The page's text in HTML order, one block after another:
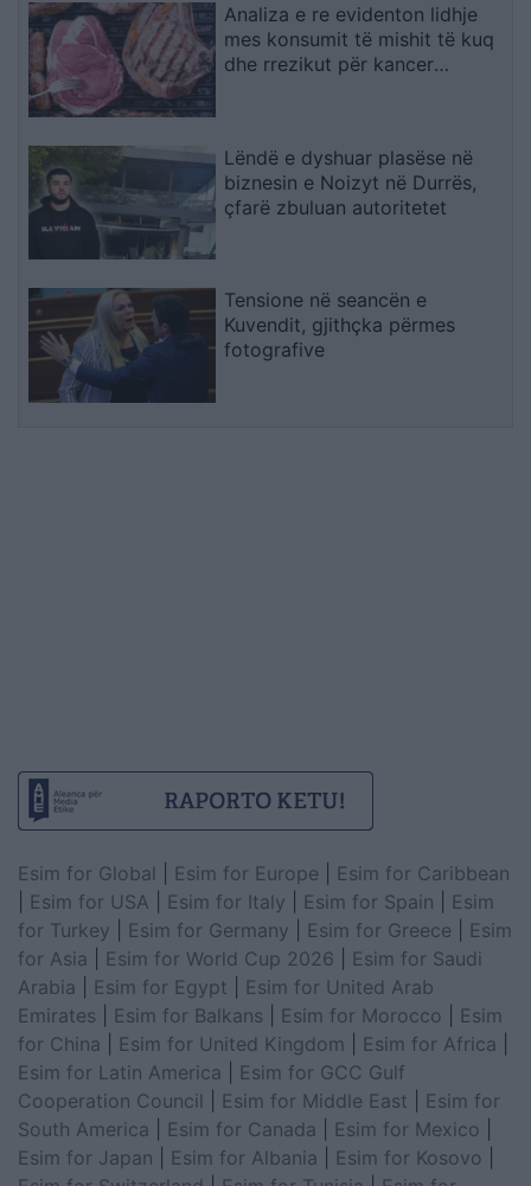
Analiza e re evidenton lidhje
mes konsumit të mishit të kuq
dhe rrezikut për kancer
Lëndë e dyshuar plasëse në
biznesin e Noizyt në Durrës,
çfarë zbuluan autoritetet
Tensione në seancën e
Kuvendit, gjithçka përmes
fotografive
Esim for Global Esim for Europe
Esim for Caribbean
Esim for USA Esim for Italy Esim for Spain
Esim
for Turkey
Esim for Germany Esim for Greece
Esim
for Asia
Esim for World Cup 2026
Esim for Saudi
Arabia
Esim for Egypt
Esim for United Arab
Emirates
Esim for Balkans Esim for Morocco
Esim
for China
Esim for United Kingdom Esim for Africa
Esim for Latin America
Esim for GCC Gulf
Cooperation Council
Esim for Middle East
Esim for
South America
Esim for Canada Esim for Mexico
Esim for Japan
Esim for Albania Esim for Kosovo